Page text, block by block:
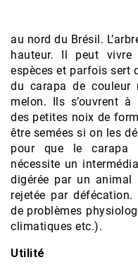
au nord du Brésil.
hauteur. Il peut vivre
espèces et parfois sert
du carapa de
melon. Ils s’ouvrent
des petites noix de
être semées si on les
pour que le carapa
nécessite un
digérée par un animal
rejetée par
de problèmes
climatiques etc.).
Utilité